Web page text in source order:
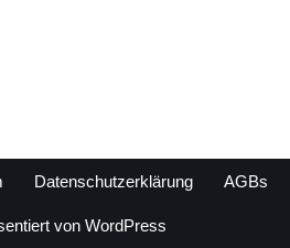
Datenschutzerklärung AGBs
von WordPress